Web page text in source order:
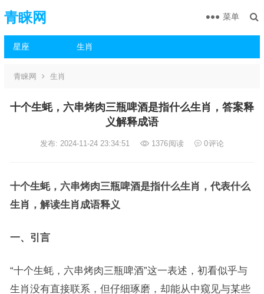
青睐网
星座 生肖
菜单
青睐网 生肖
十个生蚝，六串烤肉三瓶啤酒是指什么生肖，答案释
义解释成语
发布: 2024-11-24 23:34:51 1376阅读 0评论
十个生蚝，六串烤肉三瓶啤酒是指什么生肖，代表什么
生肖，解读生肖成语释义
一、引言
“十个生蚝，六串烤肉三瓶啤酒”这一表述，初看似乎与
生肖没有直接联系，但仔细琢磨，却能从中窥见与某些